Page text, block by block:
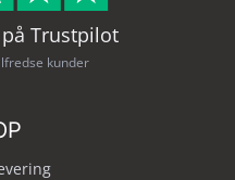
på Trustpilot
kunder